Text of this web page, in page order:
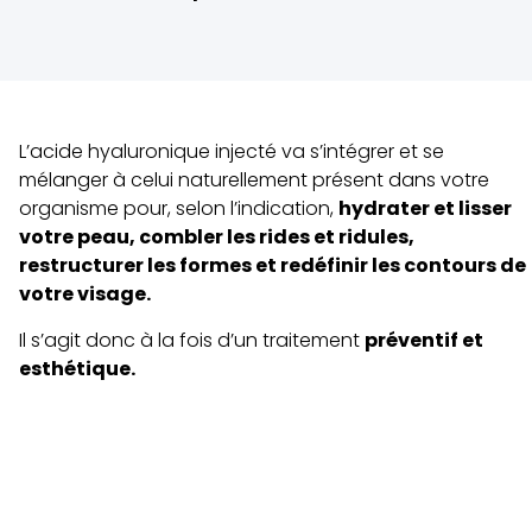
L’acide hyaluronique injecté va s’intégrer et se
mélanger à celui naturellement présent dans votre
organisme pour, selon l’indication, hydrater et lisser
votre peau, combler les rides et ridules,
restructurer les formes et redéfinir les contours de
votre visage.
Il s’agit donc à la fois d’un traitement préventif et
esthétique.